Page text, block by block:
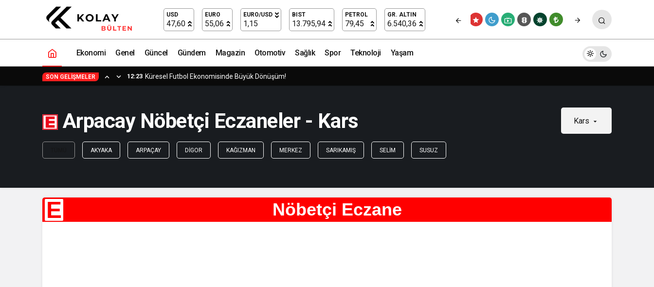
USD
47,60
EURO
55,06
EURO/USD
1,15
BIST
13.795,94
PETROL
79,45
GR. ALTIN
6.540,36
Ekonomi Genel Güncel Gündem Magazin Otomotiv Sağlık Spor Teknoloji Yaşam
SON GELIŞMELER 12:23 Küresel Futbol Ekonomisinde Büyük Dönüşüm!
Arpacay Nöbetçi Eczaneler - Kars Kars
AKYAKA ARPAÇAY DIGOR KAĞIZMAN MERKEZ SARIKAMIŞ SELIM SUSUZ
E Nöbetçi Eczane